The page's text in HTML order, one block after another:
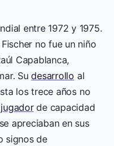
entre 1972 y 1975.
no fue un niño
Capablanca,
Sudesarrollo al
los trece años no
jugadorde capacidad
apreciaban en sus
signos de